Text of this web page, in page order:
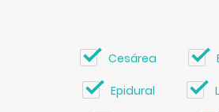
Cesárea
Epidural